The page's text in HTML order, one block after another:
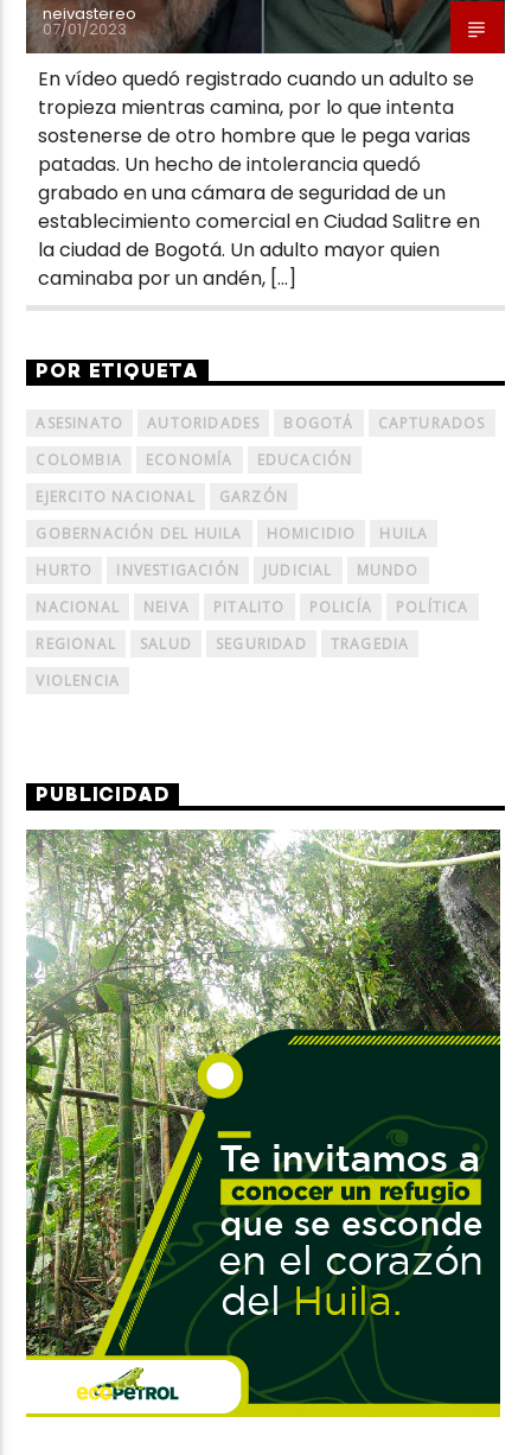
neivastereo
07/01/2023
En vídeo quedó registrado cuando un adulto se
tropieza mientras camina, por lo que intenta
sostenerse de otro hombre que le pega varias
patadas. Un hecho de intolerancia quedó
grabado en una cámara de seguridad de un
establecimiento comercial en Ciudad Salitre en
la ciudad de Bogotá. Un adulto mayor quien
caminaba por un andén, […]
POR ETIQUETA
ASESINATO AUTORIDADES BOGOTÁ
CAPTURADOS
COLOMBIA
ECONOMÍA
EDUCACIÓN
EJERCITO NACIONAL
GARZÓN
GOBERNACIÓN DEL HUILA
HOMICIDIO
HUILA
HURTO
INVESTIGACIÓN JUDICIAL
MUNDO
NACIONAL
NEIVA PITALITO POLICÍA
POLÍTICA
REGIONAL
SALUD SEGURIDAD
TRAGEDIA
VIOLENCIA
PUBLICIDAD